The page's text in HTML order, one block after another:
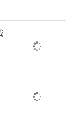
少孩子酷
操场铺设
一次只敢带
水和防滑
起玩耍，更
子们，在昆